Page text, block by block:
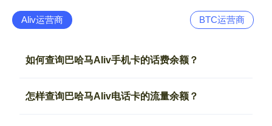
Aliv运营商 BTC运营商
如何查询巴哈马Aliv手机卡的话费余额？
怎样查询巴哈马Aliv电话卡的流量余额？